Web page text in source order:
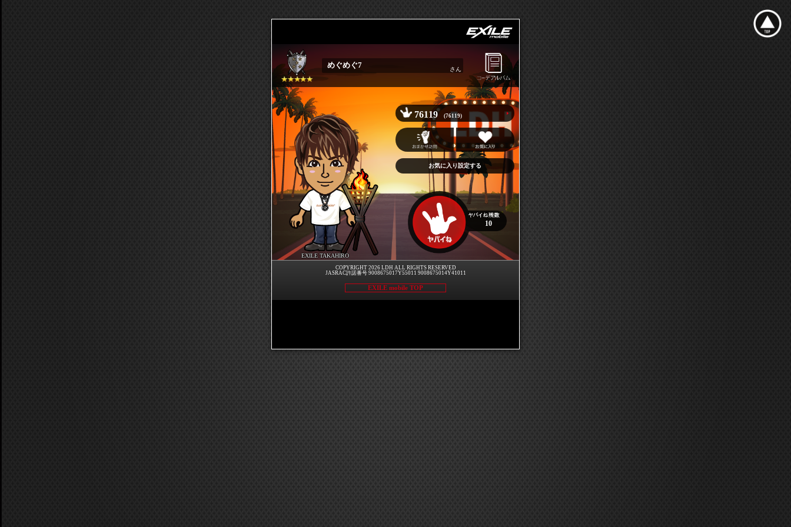
めぐめぐ7 さん
EXILE TAKAHIRO
76119 (76119)
お気に入り設定する
10
COPYRIGHT 2026 LDH ALL RIGHTS RESERVED
JASRAC許諾番号 9008675017Y55011 9008675014Y41011
EXILE mobile TOP